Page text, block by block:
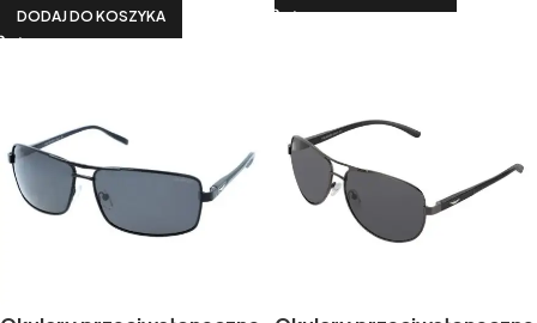
DODAJ DO KOSZYKA